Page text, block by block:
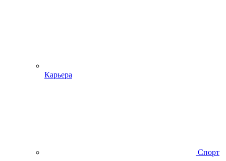
Карьера
Спорт